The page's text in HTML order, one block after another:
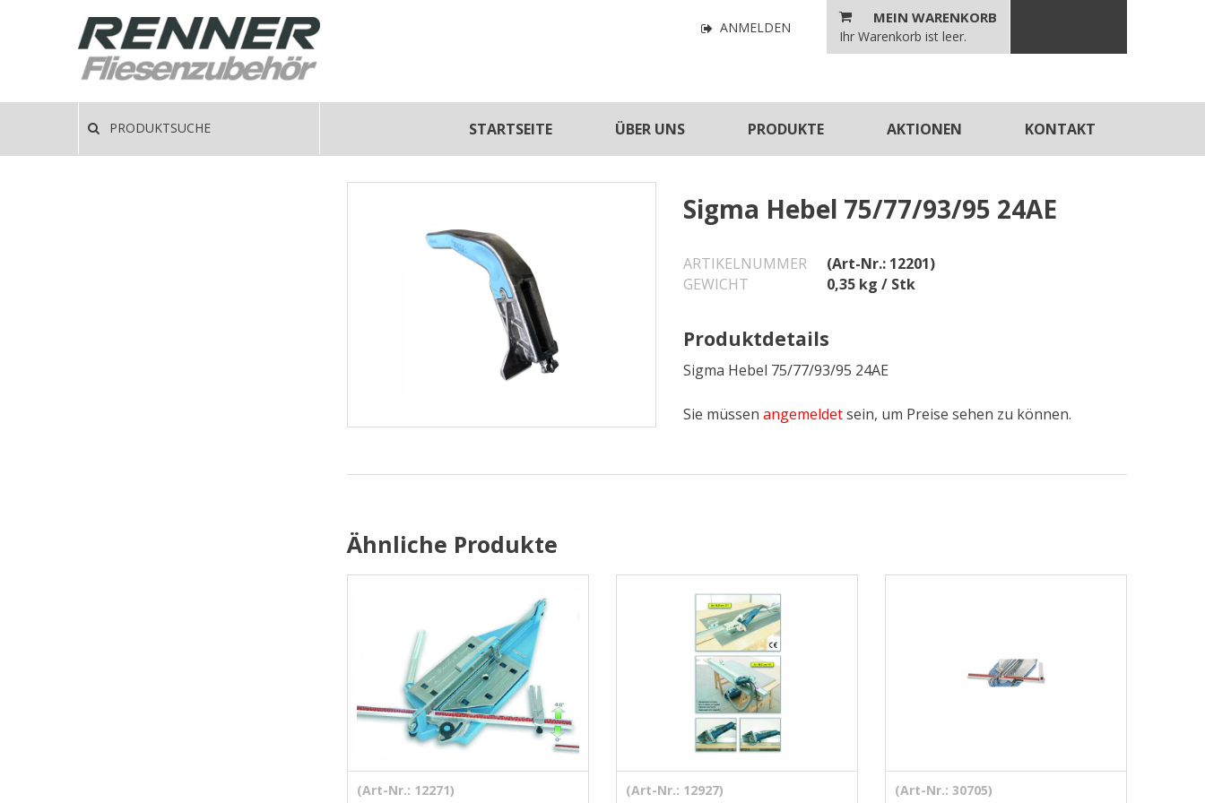
Navigation
Benutzerfunktionen
ANMELDEN
MEIN WARENKORB
Ihr Warenkorb ist leer.
PRODUKTSUCHE Hauptnavigation
STARTSEITE ÜBER UNS PRODUKTE AKTIONEN KONTAKT
Sigma Hebel 75/77/93/95 24AE
ARTIKELNUMMER
(Art-Nr.: 12201)
GEWICHT
0,35 kg / Stk
Produktdetails
Sigma Hebel 75/77/93/95 24AE
Sie müssen angemeldetsein, um Preise sehen zu können.
Ähnliche Produkte
(Art-Nr.: 12271) (Art-Nr.: 12927) (Art-Nr.: 30705)